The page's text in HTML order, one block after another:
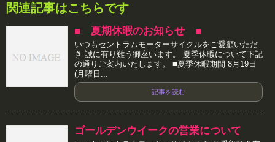
関連記事はこちらです
■ 夏期休暇のお知らせ ■
いつもセントラムモーターサイクルをご愛顧いただ
き 誠に有り難う御座います。 夏季休暇について下記
の通りご案内いたします。 ■夏季休暇期間 8月19日
(月曜日...
記事を読む
ゴールデンウイークの営業について